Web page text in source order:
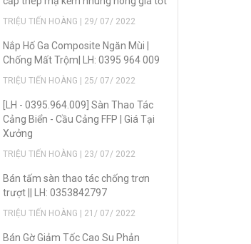
TRIỆU TIẾN HOÀNG | 29/ 07/ 2022
Nắp Hố Ga Composite Ngăn Mùi |
Chống Mất Trộm| LH: 0395 964 009
TRIỆU TIẾN HOÀNG | 25/ 07/ 2022
[LH - 0395.964.009] Sàn Thao Tác
Cảng Biển - Cầu Cảng FFP | Giá Tại
Xưởng
TRIỆU TIẾN HOÀNG | 23/ 07/ 2022
Bán tấm sàn thao tác chống trơn
trượt || LH: 0353842797
TRIỆU TIẾN HOÀNG | 21/ 07/ 2022
Bán Gờ Giảm Tốc Cao Su Phản